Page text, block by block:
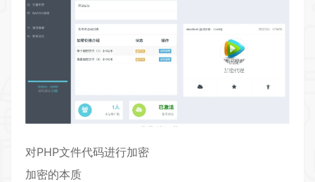
​对PHP文件代码进行加密
加密的本质